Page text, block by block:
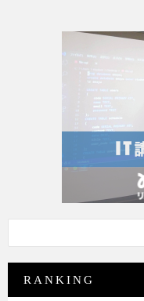
RANKING